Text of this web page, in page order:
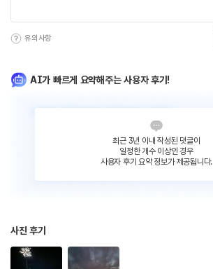
유의사항
AI가 빠르게 요약해주는 사용자 후기!
최근 3년 이내 작성된 댓글이
일정한 개수 이상인 경우
사용자 후기 요약 정보가 제공됩니다.
사진 후기